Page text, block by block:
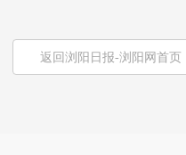
返回浏阳日报-浏阳网首页